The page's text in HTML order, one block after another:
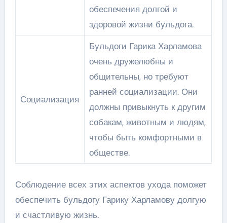
обеспечения долгой и
здоровой жизни бульдога.
Социализация
Бульдоги Гарика Харламова
очень дружелюбны и
общительны, но требуют
ранней социализации. Они
должны привыкнуть к другим
собакам, животным и людям,
чтобы быть комфортными в
обществе.
Соблюдение всех этих аспектов ухода поможет
обеспечить бульдогу Гарику Харламову долгую
и счастливую жизнь.